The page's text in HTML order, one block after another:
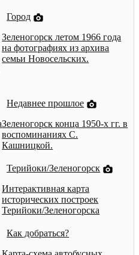
Город
Зеленогорск летом 1966 года
на фотографиях из архива
семьи Новосельских.
Недавнее прошлое
Зеленогорск конца 1950-х гг. в
воспоминаниях С.
Кашницкой.
Терийоки/Зеленогорск
Интерактивная карта
исторических построек
Терийоки/Зеленогорска
Как добраться?